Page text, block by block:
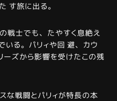
す旅に出る。
戦士でも、たやすく息絶え
いる。パリィや回 避、カウ
ーズから影響を受けたこの残
な戦闘とパリィが特長の本